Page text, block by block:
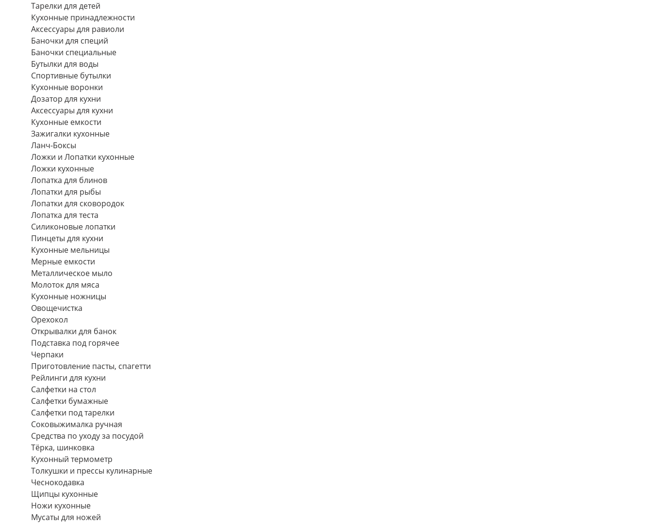
Тарелки для детей
Кухонные принадлежности
Аксессуары для равиоли
Баночки для специй
Баночки специальные
Бутылки для воды
Спортивные бутылки
Кухонные воронки
Дозатор для кухни
Аксессуары для кухни
Кухонные емкости
Зажигалки кухонные
Ланч-Боксы
Ложки и Лопатки кухонные
Ложки кухонные
Лопатка для блинов
Лопатки для рыбы
Лопатки для сковородок
Лопатка для теста
Силиконовые лопатки
Пинцеты для кухни
Кухонные мельницы
Мерные емкости
Металлическое мыло
Молоток для мяса
Кухонные ножницы
Овощечистка
Орехокол
Открывалки для банок
Подставка под горячее
Черпаки
Приготовление пасты, спагетти
Рейлинги для кухни
Салфетки на стол
Салфетки бумажные
Салфетки под тарелки
Соковыжималка ручная
Средства по уходу за посудой
Тëрка, шинковка
Кухонный термометр
Толкушки и прессы кулинарные
Чеснокодавка
Щипцы кухонные
Ножи кухонные
Мусаты для ножей